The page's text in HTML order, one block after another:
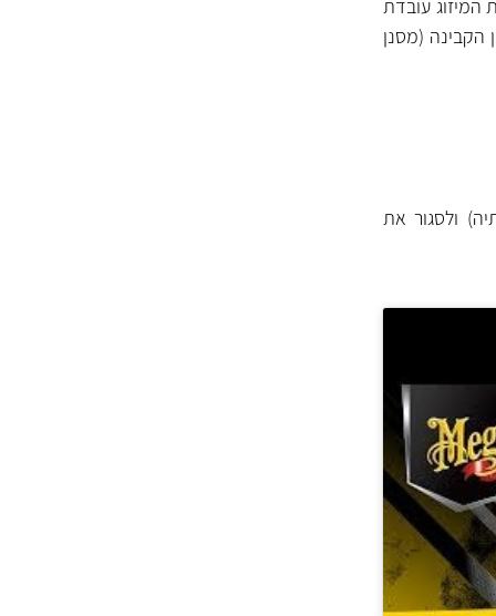
עובדת
הקבינה (מסנן
ולסגור את